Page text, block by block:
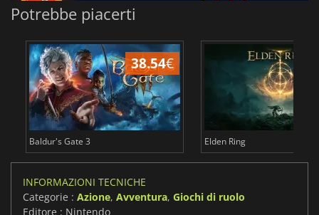
Potrebbe piacerti
38.54€
Baldur's Gate 3 Elden Ring
INFORMAZIONI TECNICHE
Categorie : Azione, Avventura, Giochi di ruolo
Editore : Nintendo